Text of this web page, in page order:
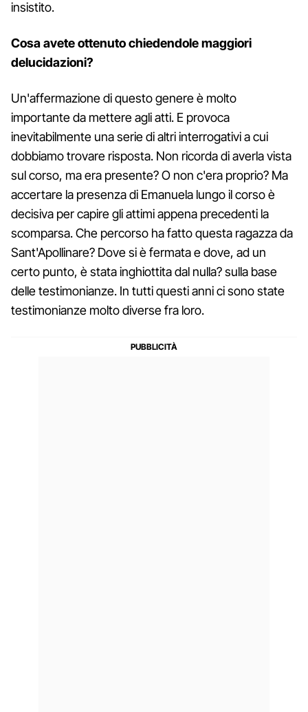
insistito.
Cosa avete ottenuto chiedendole maggiori
delucidazioni?
Un'affermazione di questo genere è molto
importante da mettere agli atti. E provoca
inevitabilmente una serie di altri interrogativi a cui
dobbiamo trovare risposta. Non ricorda di averla vista
sul corso, ma era presente? O non c'era proprio? Ma
accertare la presenza di Emanuela lungo il corso è
decisiva per capire gli attimi appena precedenti la
scomparsa. Che percorso ha fatto questa ragazza da
Sant'Apollinare? Dove si è fermata e dove, ad un
certo punto, è stata inghiottita dal nulla? sulla base
delle testimonianze. In tutti questi anni ci sono state
testimonianze molto diverse fra loro.